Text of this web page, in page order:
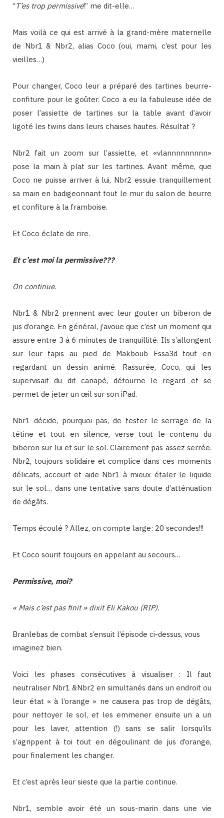
“T’es trop permissive!” me dit-elle…
Mais voilà ce qui est arrivé à la grand-mère maternelle
de Nbr1 & Nbr2, alias Coco (oui, mami, c’est pour les
vieilles…)
Pour changer, Coco leur a préparé des tartines beurre-
confiture pour le goûter. Coco a eu la fabuleuse idée de
poser l’assiette de tartines sur la table avant d’avoir
ligoté les twins dans leurs chaises hautes. Résultat ?
Nbr2 fait un zoom sur l’assiette, et «vlannnnnnnnn»
pose la main à plat sur les tartines. Avant même, que
Coco ne puisse arriver à lui, Nbr2 essuie tranquillement
sa main en badigeonnant tout le mur du salon de beurre
et confiture à la framboise.
Et Coco éclate de rire.
Et c’est moi la permissive???
On continue.
Nbr1 & Nbr2 prennent avec leur gouter un biberon de
jus d’orange. En général, j’avoue que c’est un moment qui
assure entre 3 à 6 minutes de tranquillité. Ils s’allongent
sur leur tapis au pied de Makboub Essa3d tout en
regardant un dessin animé. Rassurée, Coco, qui les
supervisait du dit canapé, détourne le regard et se
permet de jeter un œil sur son iPad.
Nbr1 décide, pourquoi pas, de tester le serrage de la
tétine et tout en silence, verse tout le contenu du
biberon sur lui et sur le sol. Clairement pas assez serrée.
Nbr2, toujours solidaire et complice dans ces moments
délicats, accourt et aide Nbr1 à mieux étaler le liquide
sur le sol… dans une tentative sans doute d’atténuation
de dégâts.
Temps écoulé ? Allez, on compte large: 20 secondes!!!
Et Coco sourit toujours en appelant au secours…
Permissive, moi?
« Mais c’est pas finit » dixit Eli Kakou (RIP).
Branlebas de combat s’ensuit l’épisode ci-dessus, vous
imaginez bien.
Voici les phases consécutives à visualiser : Il faut
neutraliser Nbr1 &Nbr2 en simultanés dans un endroit ou
leur état « à l’orange » ne causera pas trop de dégâts,
pour nettoyer le sol, et les emmener ensuite un a un
pour les laver, attention (!) sans se salir lorsqu’ils
s’agrippent à toi tout en dégoulinant de jus d’orange,
pour finalement les changer.
Et c’est après leur sieste que la partie continue.
Nbr1, semble avoir été un sous-marin dans une vie